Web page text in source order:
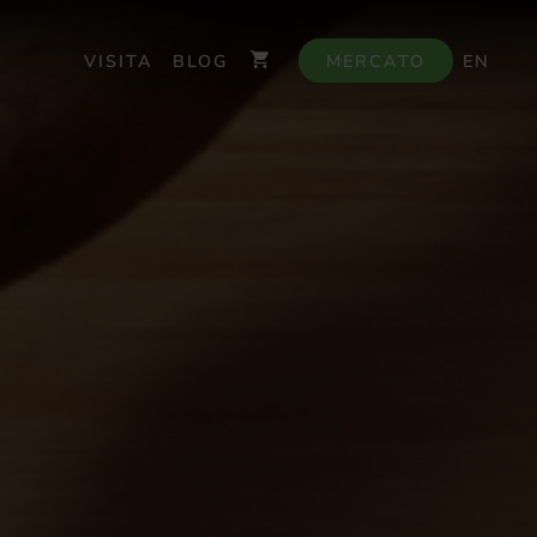
VISITA BLOG MERCATO EN